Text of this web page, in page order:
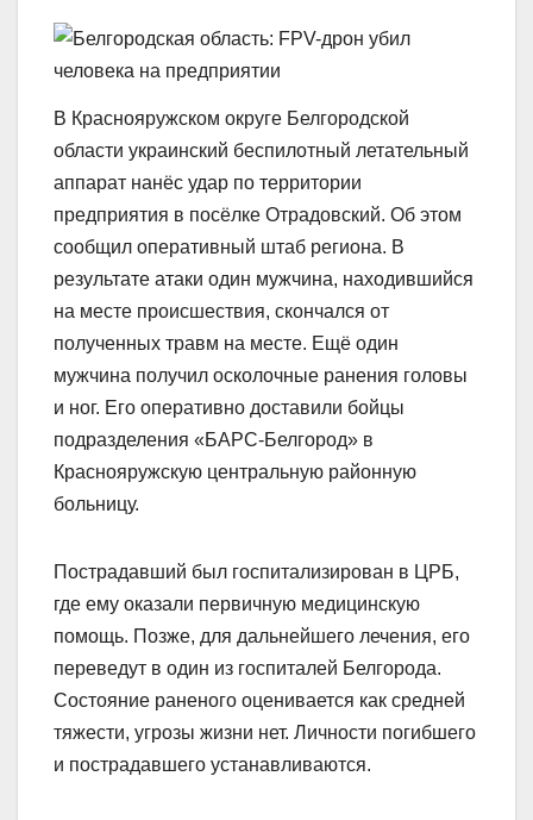
В Краснояружском округе Белгородской
области украинский беспилотный летательный
аппарат нанёс удар по территории
предприятия в посёлке Отрадовский. Об этом
сообщил оперативный штаб региона. В
результате атаки один мужчина, находившийся
на месте происшествия, скончался от
полученных травм на месте. Ещё один
мужчина получил осколочные ранения головы
и ног. Его оперативно доставили бойцы
подразделения «БАРС-Белгород» в
Краснояружскую центральную районную
больницу.
Пострадавший был госпитализирован в ЦРБ,
где ему оказали первичную медицинскую
помощь. Позже, для дальнейшего лечения, его
переведут в один из госпиталей Белгорода.
Состояние раненого оценивается как средней
тяжести, угрозы жизни нет. Личности погибшего
и пострадавшего устанавливаются.